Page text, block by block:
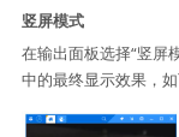
竖屏模式
在输出面板选择“竖屏
中的最终显示效果，如